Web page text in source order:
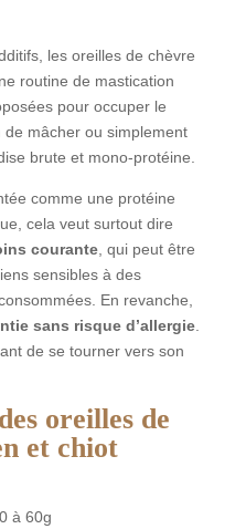
les oreilles de chèvre
routine de mastication
pour occuper le
mâcher ou simplement
brute et mono-protéine.
comme une protéine
cela veut surtout dire
courante, qui peut être
sensibles à des
En revanche,
sans risque d’allergie.
de se tourner vers son
oreilles de
et chiot
à 60g